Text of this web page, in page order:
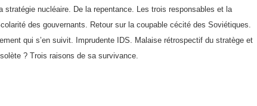
stratégie nucléaire. De la repentance. Les trois responsables et la
des gouvernants. Retour sur la coupable cé­cité des Soviétiques.
qui s’en suivit. Imprudente IDS. Malaise rétrospectif du stratège et
? Trois raisons de sa survivance.